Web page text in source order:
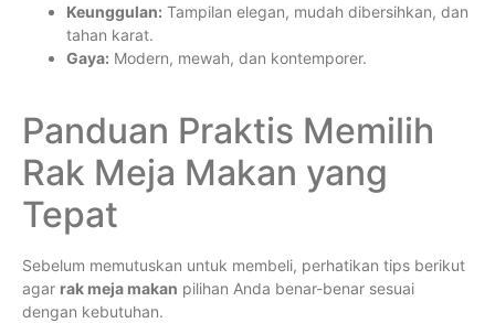
Keunggulan: Tampilan elegan, mudah dibersihkan, dan
tahan karat.
Gaya: Modern, mewah, dan kontemporer.
Panduan Praktis Memilih
Rak Meja Makan yang
Tepat
Sebelum memutuskan untuk membeli, perhatikan tips berikut
agar rak meja makan pilihan Anda benar-benar sesuai
dengan kebutuhan.